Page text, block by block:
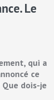
Le
qui a
ce
dois-je